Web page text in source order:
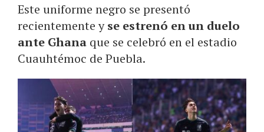
Este uniforme negro se presentó
recientemente yse estrenó en un duelo
ante Ghana que se celebró en el estadio
Cuauhtémoc de Puebla.